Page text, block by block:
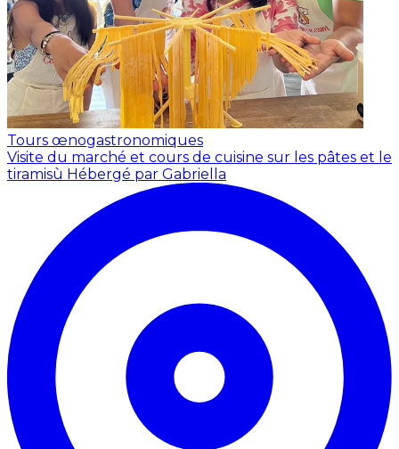
Tours œnogastronomiques
Visite du marché et cours de cuisine sur les pâtes et le
tiramisù Hébergé par Gabriella